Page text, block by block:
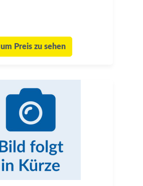
Preis zu sehen